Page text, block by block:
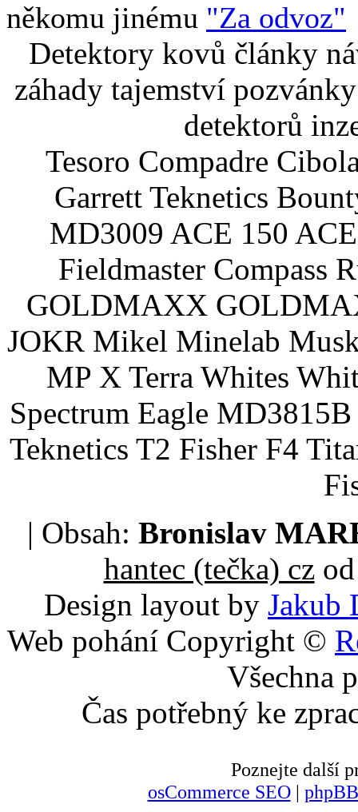
někomu jinému "Za odvoz"
Detektory kovů články
záhady tajemství
detektorů
Tesoro Compadre
Garrett Teknetics
MD3009 ACE 150
Fieldmaster Compass
GOLDMAXX
JOKR Mikel Minelab
MP X Terra Whites
Spectrum Eagle
Teknetics T2 Fisher F4
| Obsah: Bronislav
hantec (tečka) czod
Design layout by Jakub
Web pohání Copyright ©
Všechna
Čas potřebný ke
Poznejte další
osCommerce SEO|